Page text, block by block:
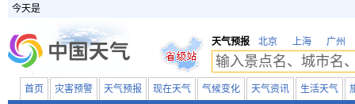
今天是
天气预报 北京 上海 广州
首页 灾害预警 天气预报 现在天气 气候变化 天气资讯 生活天气